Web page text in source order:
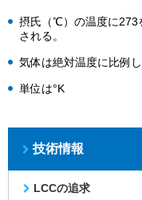
摂氏（℃）の温度に
される。
気体は絶対温度に比例
単位は°K
技術情報
LCCの追求